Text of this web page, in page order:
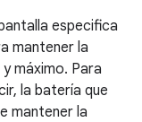
especifica
mantener la
máximo. Para
la batería que
mantener la